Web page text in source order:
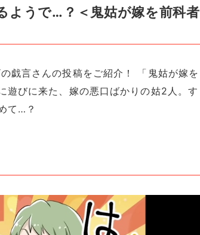
ようで…？＜鬼姑が嫁を前科者
戯言さんの投稿をご紹介！ 「鬼姑が嫁を
遊びに来た、嫁の悪口ばかりの姑2人。す
て…？